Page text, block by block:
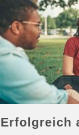
Erfolgreich